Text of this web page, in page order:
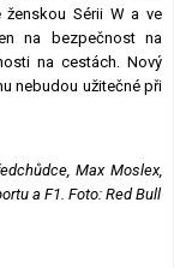
ženskou Sérii W a ve
na bezpečnost na
na cestách. Nový
nebudou užitečné při
Max Moslex,
a F1. Foto: Red Bull